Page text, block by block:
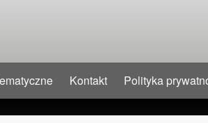
Kontakt Polityka